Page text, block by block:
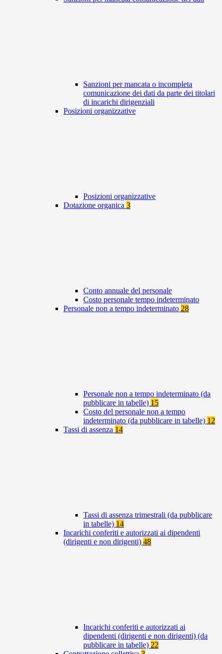
Sanzioni per mancata o incompleta
comunicazione dei dati da parte dei titolari
di incarichi dirigenziali
Posizioni organizzative
Posizioni organizzative
Dotazione organica 3
Conto annuale del personale
Costo personale tempo indeterminato
Personale non a tempo indeterminato 28
Personale non a tempo indeterminato (da
pubblicare in tabelle) 15
Costo del personale non a tempo
indeterminato (da pubblicare in tabelle) 12
Tassi di assenza 14
Tassi di assenza trimestrali (da pubblicare
in tabelle) 14
Incarichi conferiti e autorizzati ai dipendenti
(dirigenti e non dirigenti) 48
Incarichi conferiti e autorizzati ai
dipendenti (dirigenti e non dirigenti) (da
pubblicare in tabelle) 22